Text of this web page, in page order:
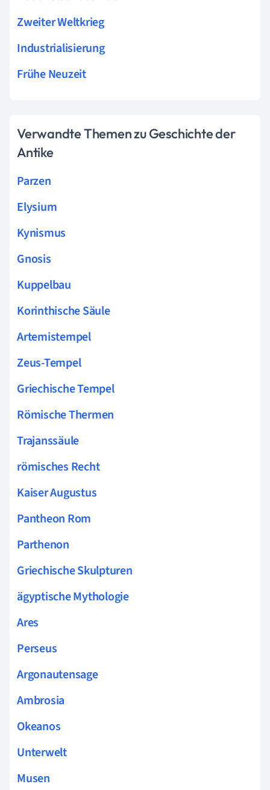
Zweiter Weltkrieg
Industrialisierung
Frühe Neuzeit
Verwandte Themen zu Geschichte der
Antike
Parzen
Elysium
Kynismus
Gnosis
Kuppelbau
Korinthische Säule
Artemistempel
Zeus-Tempel
Griechische Tempel
Römische Thermen
Trajanssäule
römisches Recht
Kaiser Augustus
Pantheon Rom
Parthenon
Griechische Skulpturen
ägyptische Mythologie
Ares
Perseus
Argonautensage
Ambrosia
Okeanos
Unterwelt
Musen